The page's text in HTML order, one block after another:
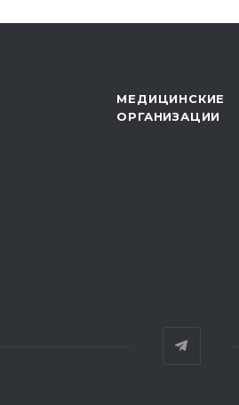
МЕДИЦИНСКИЕ
ОРГАНИЗАЦИИ